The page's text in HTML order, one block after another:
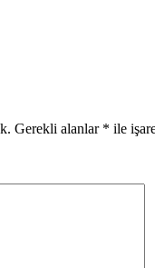
Gerekli alanlar * ile